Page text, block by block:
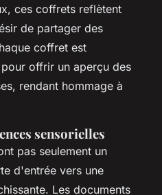
ces coffrets reflètent
de partager des
coffret est
offrir un aperçu des
rendant hommage à
sensorielles
pas seulement un
d'entrée vers une
Les documents